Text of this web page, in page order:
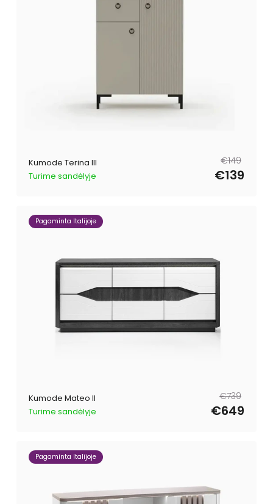
Kumode Terina III
Turime sandėlyje
Parastā€149
Pārdošanas
€139
Pagaminta Italijoje
Kumode Mateo II
Turime sandėlyje
Parastā
cena
€739
Pārdošanas
cena€649
Pagaminta Italijoje